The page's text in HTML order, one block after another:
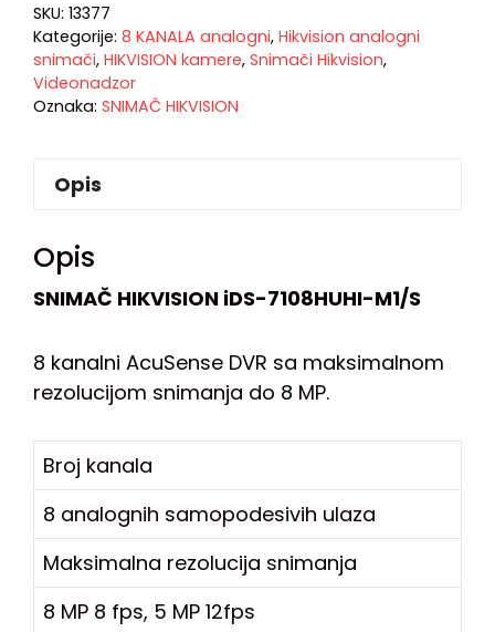
SKU: 13377
Kategorije: 8 KANALA analogni, Hikvision analogni
snimači, HIKVISION kamere, Snimači Hikvision,
Videonadzor
Oznaka: SNIMAČ HIKVISION
Opis
Opis
SNIMAČ HIKVISION iDS-7108HUHI-M1/S
8 kanalni AcuSense DVR sa maksimalnom
rezolucijom snimanja do 8 MP.
Broj kanala
8 analognih samopodesivih ulaza
Maksimalna rezolucija snimanja
8 MP 8 fps, 5 MP 12fps